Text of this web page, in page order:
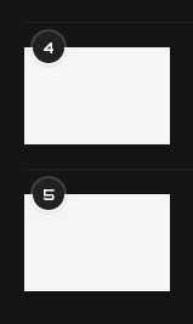
4
5